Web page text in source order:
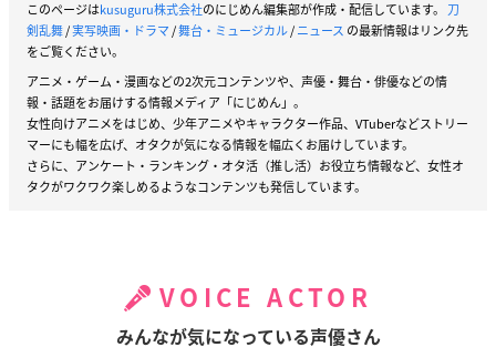
このページはkusuguru株式会社のにじめん編集部が作成・配信しています。 刀
剣乱舞/実写映画・ドラマ/舞台・ミュージカル/ニュース の最新情報はリンク先
をご覧ください。
アニメ・ゲーム・漫画などの2次元コンテンツや、声優・舞台・俳優などの情
報・話題をお届けする情報メディア「にじめん」。
女性向けアニメをはじめ、少年アニメやキャラクター作品、VTuberなどストリー
マーにも幅を広げ、オタクが気になる情報を幅広くお届けしています。
さらに、アンケート・ランキング・オタ活（推し活）お役立ち情報など、女性オ
タクがワクワク楽しめるようなコンテンツも発信しています。
VOICE ACTOR
みんなが気になっている声優さん